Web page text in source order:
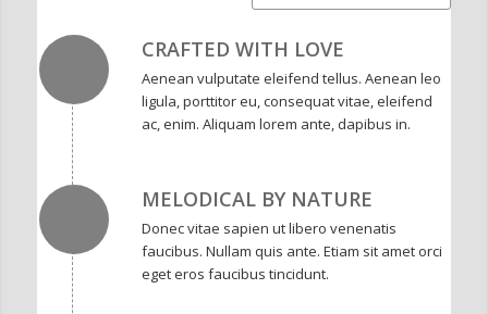
CRAFTED WITH LOVE
Aenean vulputate eleifend tellus. Aenean leo
ligula, porttitor eu, consequat vitae, eleifend
ac, enim. Aliquam lorem ante, dapibus in.
MELODICAL BY NATURE
Donec vitae sapien ut libero venenatis
faucibus. Nullam quis ante. Etiam sit amet orci
eget eros faucibus tincidunt.